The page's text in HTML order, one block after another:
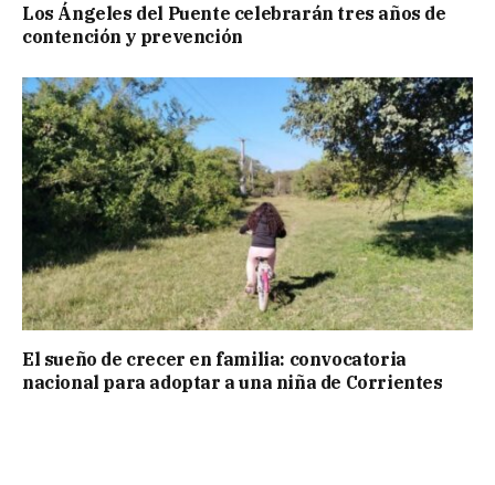
Los Ángeles del Puente celebrarán tres años de
contención y prevención
El sueño de crecer en familia: convocatoria
nacional para adoptar a una niña de Corrientes